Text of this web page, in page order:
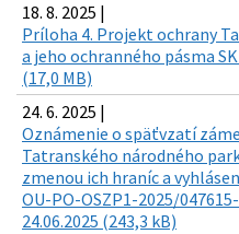
18. 8. 2025 |
Príloha 4. Projekt ochrany
a jeho ochranného pásma
(17,0 MB)
24. 6. 2025 |
Oznámenie o späťvzatí
Tatranského národného
zmenou ich hraníc a
OU-PO-OSZP1-2025/
24.06.2025 (243,3 kB)